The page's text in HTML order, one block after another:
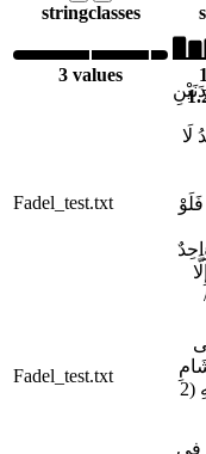
stringclasses
3 values
Fadel_test.txt
لَا
(16 /
Fadel_test.txt
بْنِ عُرْوَةَ عَنْ أَبِيهِ (2
فِي